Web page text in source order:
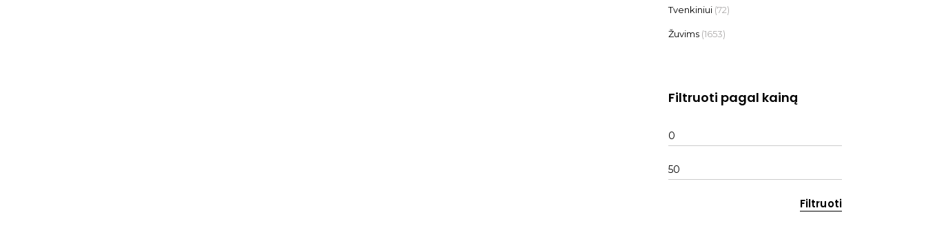
Tvenkiniui (72)
Žuvims (1653)
Filtruoti pagal kainą
Min
Maks
Filtruoti